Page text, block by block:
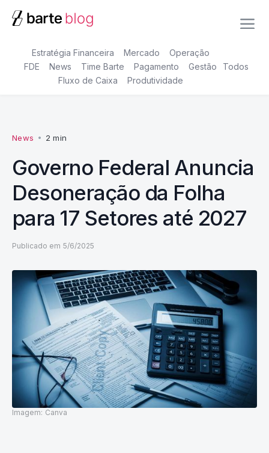
Estratégia Financeira Mercado
Operação
FDE
News Time Barte Pagamento
Gestão
Fluxo de Caixa
Produtividade
Todos
News • 2 min
Governo Federal Anuncia
Desoneração da Folha
para 17 Setores até 2027
Publicado em 5/6/2025
Imagem: Canva